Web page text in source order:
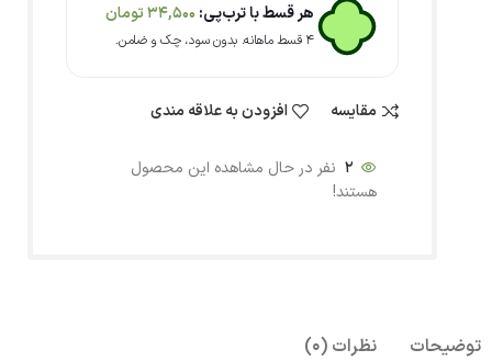
هر قسط با ترب‌پی: 34,500تومان
۴ قسط ماهانه. بدون سود، چک و ضامن.
مقایسه افزودن به علاقه مندی
2 نفر در حال مشاهده این محصول
هستند!
توضیحات نظرات (0)